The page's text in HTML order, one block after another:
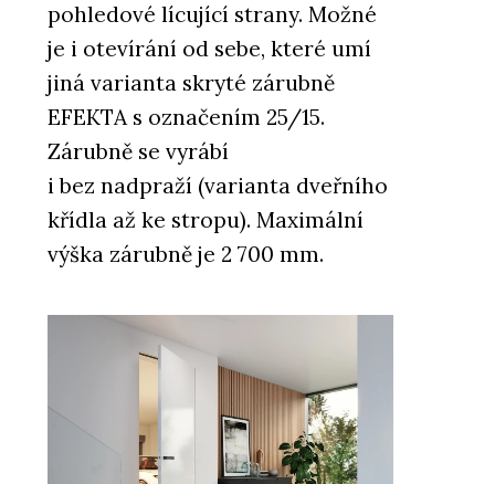
pohledové lícující strany. Možné
je i otevírání od sebe, které umí
jiná varianta skryté zárubně
EFEKTA s označením 25/15.
Zárubně se vyrábí
i bez nadpraží (varianta dveřního
křídla až ke stropu). Maximální
výška zárubně je 2 700 mm.